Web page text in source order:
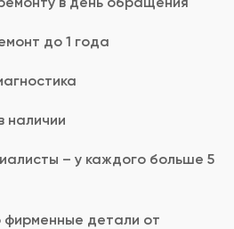
до 1 года
наличии
– у каждого больше 5
фирменные детали от